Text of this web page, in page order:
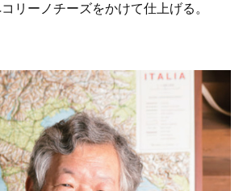
リーノチーズをかけて仕上げる。